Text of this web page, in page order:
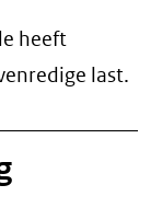
heeft
last.